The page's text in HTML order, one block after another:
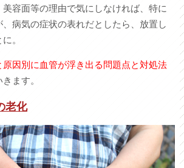
容面等の理由で気にしなければ、特に
病気の症状の表れだとしたら、放置し
。
因別に血管が浮き出る問題点と対処法
ます。
老化